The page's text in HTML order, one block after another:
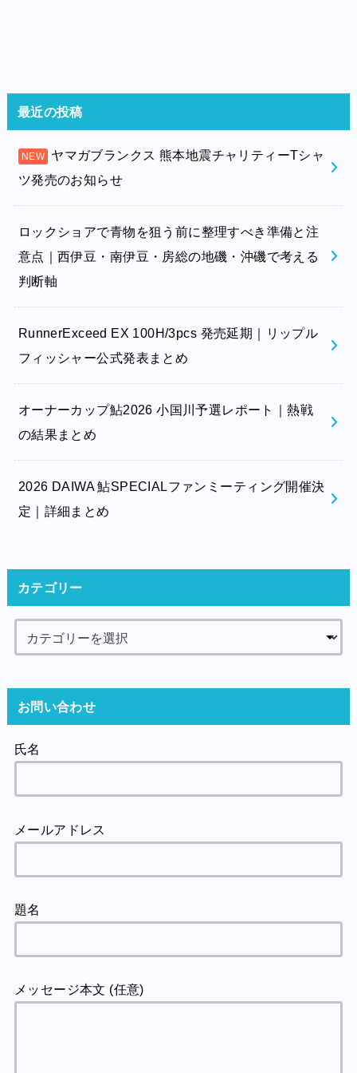
最近の投稿
ヤマガブランクス 熊本地震チャリティーTシャ
ツ発売のお知らせ
ロックショアで青物を狙う前に整理すべき準備と注
意点｜西伊豆・南伊豆・房総の地磯・沖磯で考える
判断軸
RunnerExceed EX 100H/3pcs 発売延期｜リップル
フィッシャー公式発表まとめ
オーナーカップ鮎2026 小国川予選レポート｜熱戦
の結果まとめ
2026 DAIWA 鮎SPECIALファンミーティング開催決
定｜詳細まとめ
カテゴリー
お問い合わせ
氏名
メールアドレス
題名
メッセージ本文 (任意)